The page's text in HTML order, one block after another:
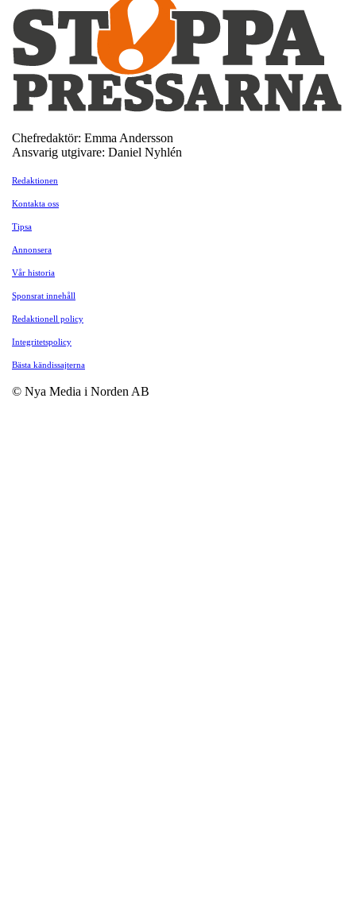
Chefredaktör: Emma Andersson
Ansvarig utgivare: Daniel Nyhlén
Redaktionen
Kontakta oss
Tipsa
Annonsera
Vår historia
Sponsrat innehåll
Redaktionell policy
Integritetspolicy
Bästa kändissajterna
© Nya Media i Norden AB